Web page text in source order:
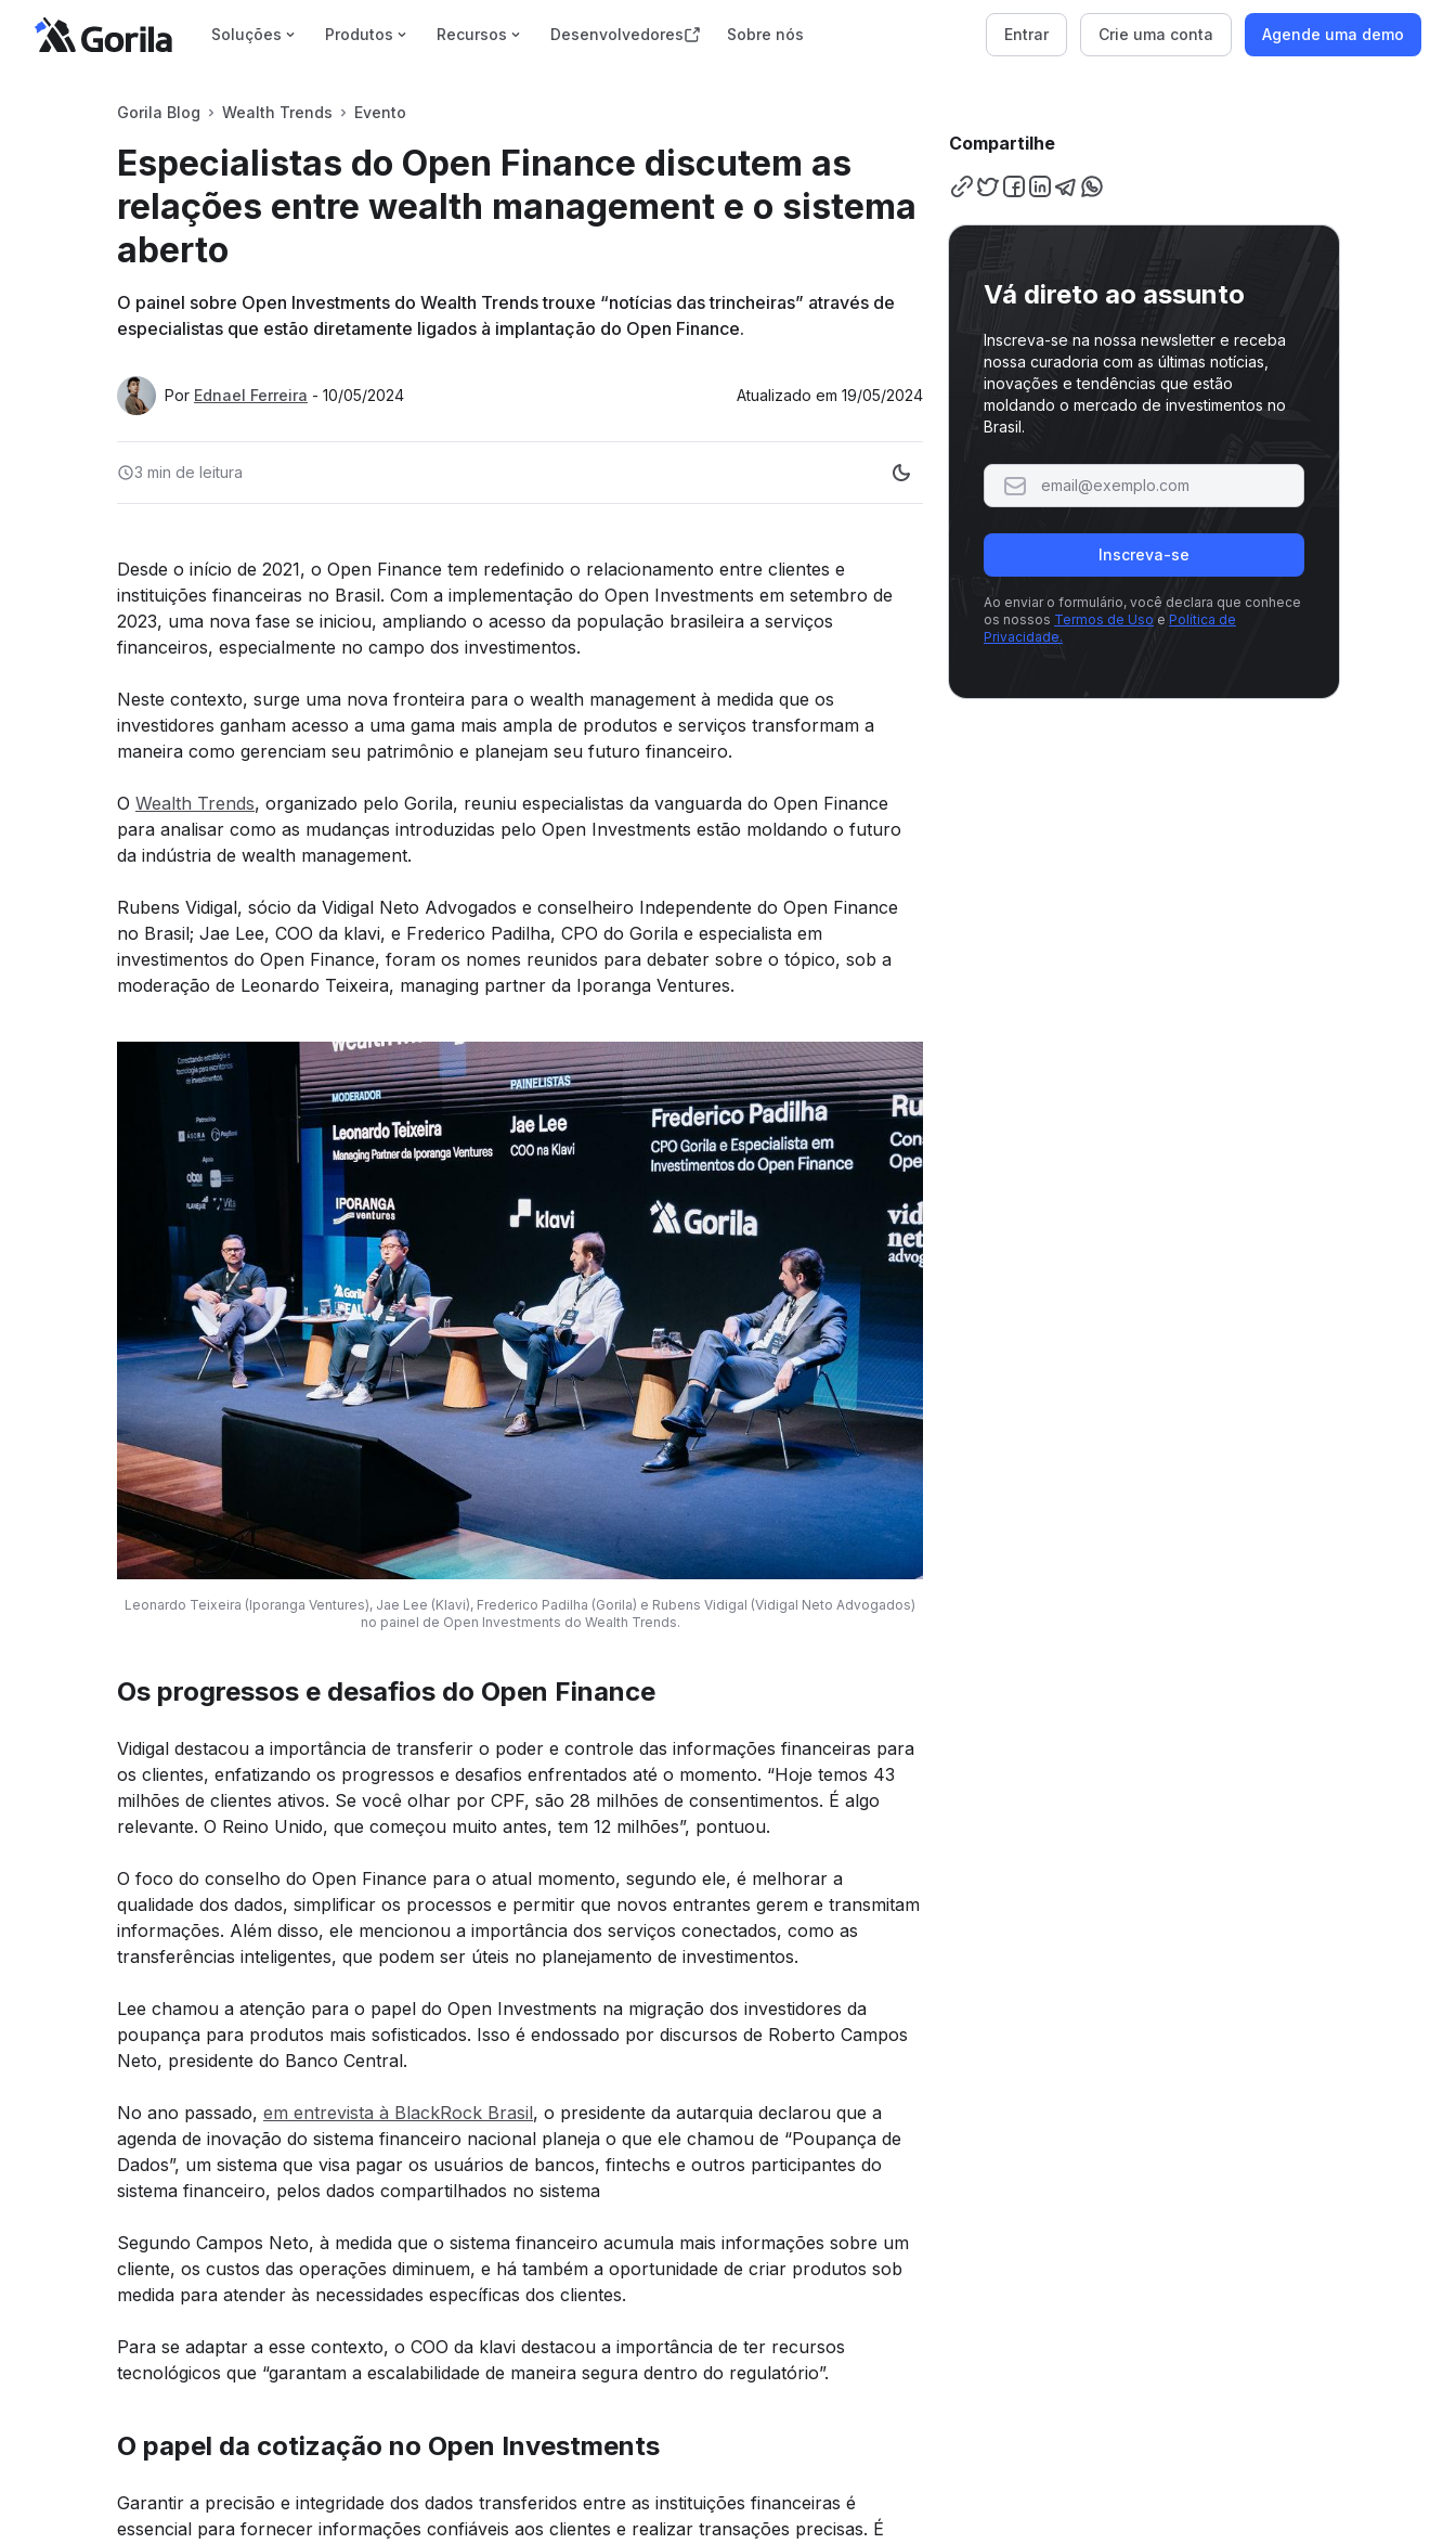
Soluções Produtos Recursos Desenvolvedores Sobre nós Entrar Crie uma conta Agende uma demo
Gorila Blog Wealth Trends Evento
Especialistas do Open Finance discutem as
relações entre wealth management e o sistema
aberto
O painel sobre Open Investments do Wealth Trends trouxe “notícias das trincheiras” através de
especialistas que estão diretamente ligados à implantação do Open Finance.
Por Ednael Ferreira - 10/05/2024 Atualizado em 19/05/2024
3 min de leitura
Desde o início de 2021, o Open Finance tem redefinido o relacionamento entre clientes e
instituições financeiras no Brasil. Com a implementação do Open Investments em setembro de
2023, uma nova fase se iniciou, ampliando o acesso da população brasileira a serviços
financeiros, especialmente no campo dos investimentos.
Neste contexto, surge uma nova fronteira para o wealth management à medida que os
investidores ganham acesso a uma gama mais ampla de produtos e serviços transformam a
maneira como gerenciam seu patrimônio e planejam seu futuro financeiro.
O Wealth Trends, organizado pelo Gorila, reuniu especialistas da vanguarda do Open Finance
para analisar como as mudanças introduzidas pelo Open Investments estão moldando o futuro
da indústria de wealth management.
Rubens Vidigal, sócio da Vidigal Neto Advogados e conselheiro Independente do Open Finance
no Brasil; Jae Lee, COO da klavi, e Frederico Padilha, CPO do Gorila e especialista em
investimentos do Open Finance, foram os nomes reunidos para debater sobre o tópico, sob a
moderação de Leonardo Teixeira, managing partner da Iporanga Ventures.
Leonardo Teixeira (Iporanga Ventures), Jae Lee (Klavi), Frederico Padilha (Gorila) e Rubens Vidigal (Vidigal Neto Advogados)
no painel de Open Investments do Wealth Trends.
Os progressos e desafios do Open Finance
Vidigal destacou a importância de transferir o poder e controle das informações financeiras para
os clientes, enfatizando os progressos e desafios enfrentados até o momento. “Hoje temos 43
milhões de clientes ativos. Se você olhar por CPF, são 28 milhões de consentimentos. É algo
relevante. O Reino Unido, que começou muito antes, tem 12 milhões”, pontuou.
O foco do conselho do Open Finance para o atual momento, segundo ele, é melhorar a
qualidade dos dados, simplificar os processos e permitir que novos entrantes gerem e transmitam
informações. Além disso, ele mencionou a importância dos serviços conectados, como as
transferências inteligentes, que podem ser úteis no planejamento de investimentos.
Lee chamou a atenção para o papel do Open Investments na migração dos investidores da
poupança para produtos mais sofisticados. Isso é endossado por discursos de Roberto Campos
Neto, presidente do Banco Central.
No ano passado, em entrevista à BlackRock Brasil, o presidente da autarquia declarou que a
agenda de inovação do sistema financeiro nacional planeja o que ele chamou de “Poupança de
Dados”, um sistema que visa pagar os usuários de bancos, fintechs e outros participantes do
sistema financeiro, pelos dados compartilhados no sistema
Segundo Campos Neto, à medida que o sistema financeiro acumula mais informações sobre um
cliente, os custos das operações diminuem, e há também a oportunidade de criar produtos sob
medida para atender às necessidades específicas dos clientes.
Para se adaptar a esse contexto, o COO da klavi destacou a importância de ter recursos
tecnológicos que “garantam a escalabilidade de maneira segura dentro do regulatório”.
O papel da cotização no Open Investments
Garantir a precisão e integridade dos dados transferidos entre as instituições financeiras é
essencial para fornecer informações confiáveis aos clientes e realizar transações precisas. É
Compartilhe
Vá direto ao assunto
Inscreva-se na nossa newsletter e receba
nossa curadoria com as últimas notícias,
inovações e tendências que estão
moldando o mercado de investimentos no
Brasil.
Inscreva-se
Ao enviar o formulário, você declara que conhece
os nossos Termos de Uso e Política de
Privacidade.